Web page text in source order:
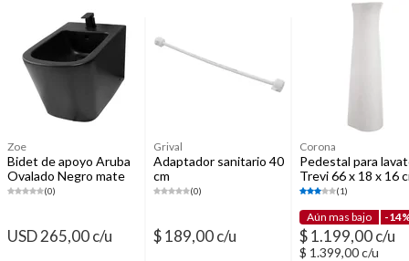
Bachas para baño
Muebles de baño
Grifería para baño
Zoe
Bidet de apoyo Aruba
Ovalado Negro mate
(0)
USD 265,00 c/u
Grival
Adaptador sanitario 40
cm
(0)
$ 189,00 c/u
Corona
Pedestal para
Trevi 66 x 18 x 16
blanco(1)
Aún mas bajo -
$ 1.199,00 c/u
$ 1.399,00 c/u